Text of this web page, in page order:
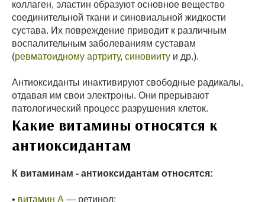
коллаген, эластин образуют основное вещество
соединительной ткани и синовиальной жидкости
сустава. Их повреждение приводит к различным
воспалительным заболеваниям суставам
(ревматоидному артриту, синовииту и др.).
Антиоксиданты инактивируют свободные радикалы,
отдавая им свои электроны. Они прерывают
патологический процесс разрушения клеток.
Какие витамины относятся к
антиоксидантам
К витаминам - антиоксидантам относятся:
• витамин А — ретинол;